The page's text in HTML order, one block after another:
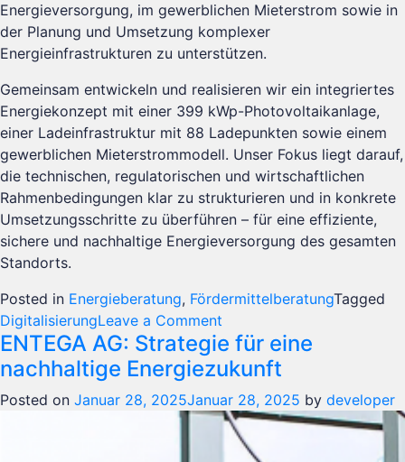
Energieversorgung, im gewerblichen Mieterstrom sowie in
der Planung und Umsetzung komplexer
Energieinfrastrukturen zu unterstützen.
Gemeinsam entwickeln und realisieren wir ein integriertes
Energiekonzept mit einer 399 kWp-Photovoltaikanlage,
einer Ladeinfrastruktur mit 88 Ladepunkten sowie einem
gewerblichen Mieterstrommodell. Unser Fokus liegt darauf,
die technischen, regulatorischen und wirtschaftlichen
Rahmenbedingungen klar zu strukturieren und in konkrete
Umsetzungsschritte zu überführen – für eine effiziente,
sichere und nachhaltige Energieversorgung des gesamten
Standorts.
Posted in Energieberatung, FördermittelberatungTagged
DigitalisierungLeave a Comment
Monzapark
Langen
ENTEGA AG: Strategie für eine
nachhaltige Energiezukunft
Posted on Januar 28, 2025Januar 28, 2025 by developer